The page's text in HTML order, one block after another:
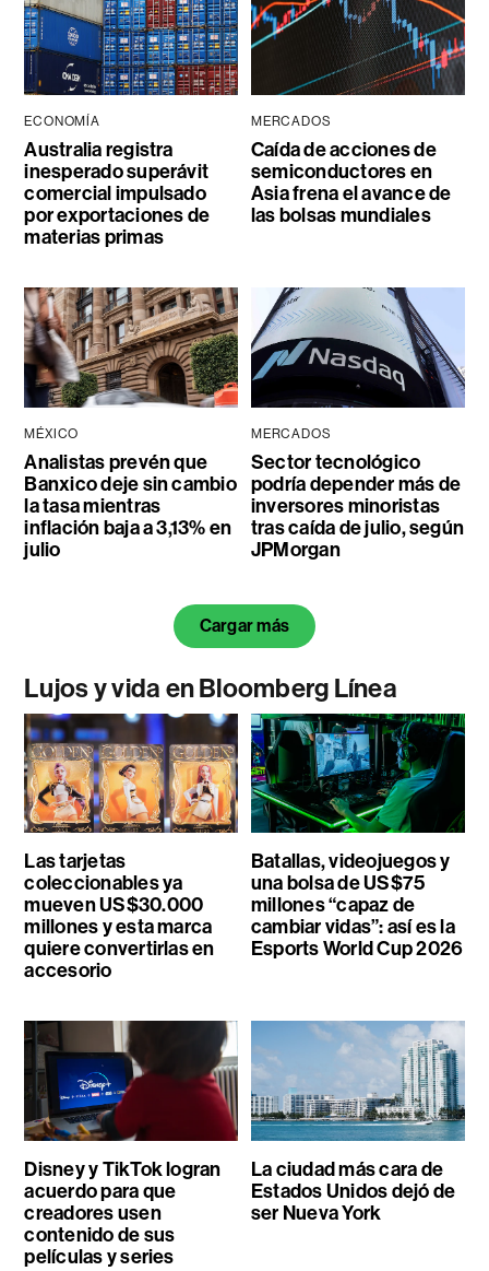
ECONOMÍA
Australia registra
inesperado superávit
comercial impulsado
por exportaciones de
materias primas
MERCADOS
Caída de acciones de
semiconductores en
Asia frena el avance de
las bolsas mundiales
MÉXICO
Analistas prevén que
Banxico deje sin cambio
la tasa mientras
inflación baja a 3,13% en
julio
MERCADOS
Sector tecnológico
podría depender más de
inversores minoristas
tras caída de julio, según
JPMorgan
Cargar más
Lujos y vida en Bloomberg Línea
Las tarjetas
coleccionables ya
mueven US$30.000
millones y esta marca
quiere convertirlas en
accesorio
Batallas, videojuegos y
una bolsa de US$75
millones “capaz de
cambiar vidas”: así es la
Esports World Cup 2026
Disney y TikTok logran
acuerdo para que
creadores usen
contenido de sus
películas y series
La ciudad más cara de
Estados Unidos dejó de
ser Nueva York